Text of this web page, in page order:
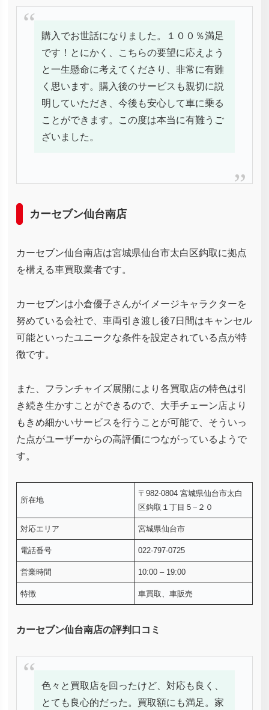
購入でお世話になりました。１００％満足
です！とにかく、こちらの要望に応えよう
と一生懸命に考えてくださり、非常に有難
く思います。購入後のサービスも親切に説
明していただき、今後も安心して車に乗る
ことができます。この度は本当に有難うご
ざいました。
カーセブン仙台南店
カーセブン仙台南店は宮城県仙台市太白区鈎取に拠点
を構える車買取業者です。
カーセブンは小倉優子さんがイメージキャラクターを
努めている会社で、車両引き渡し後7日間はキャンセル
可能といったユニークな条件を設定されている点が特
徴です。
また、フランチャイズ展開により各買取店の特色は引
き続き生かすことができるので、大手チェーン店より
もきめ細かいサービスを行うことが可能で、そういっ
た点がユーザーからの高評価につながっているようで
す。
所在地
〒982-0804 宮城県仙台市太白
区鈎取１丁目５−２０
対応エリア 宮城県仙台市
電話番号 022-797-0725
営業時間 10:00 – 19:00
特徴 車買取、車販売
カーセブン仙台南店の評判口コミ
色々と買取店を回ったけど、対応も良く、
とても良心的だった。買取額にも満足。家